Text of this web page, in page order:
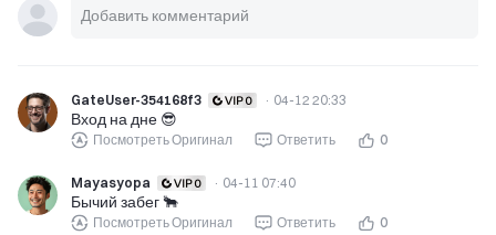
GateUser-354168f3 · 04-12 20:33
Вход на дне 😎
Посмотреть Оригинал Ответить 0
Mayasyopa · 04-11 07:40
Бычий забег 🐂
Посмотреть Оригинал Ответить 0